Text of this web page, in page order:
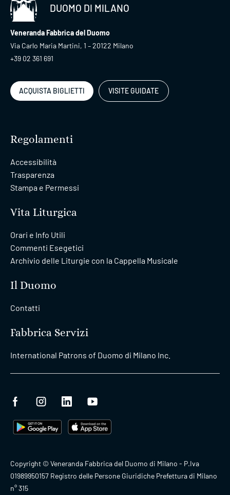
DUOMO DI MILANO
Veneranda Fabbrica del Duomo
Via Carlo Maria Martini, 1 – 20122 Milano
+39 02 361 691
ACQUISTA BIGLIETTI VISITE GUIDATE
Regolamenti
Accessibilità
Trasparenza
Stampa e Permessi
Vita Liturgica
Orari e Info Utili
Commenti Esegetici
Archivio delle Liturgie con la Cappella Musicale
Il Duomo
Contatti
Fabbrica Servizi
International Patrons of Duomo di Milano Inc.
Copyright © Veneranda Fabbrica del Duomo di Milano - P.Iva
01989950157 Registro delle Persone Giuridiche Prefettura di Milano
n° 315